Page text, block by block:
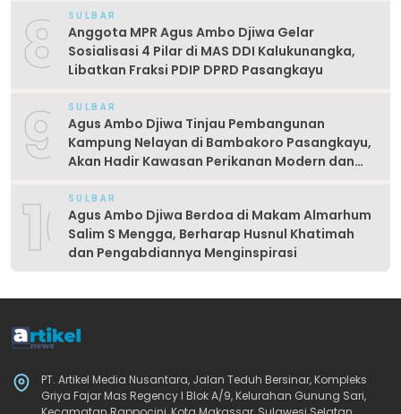
8 SULBAR
Anggota MPR Agus Ambo Djiwa Gelar
Sosialisasi 4 Pilar di MAS DDI Kalukunangka,
Libatkan Fraksi PDIP DPRD Pasangkayu
9 SULBAR
Agus Ambo Djiwa Tinjau Pembangunan
Kampung Nelayan di Bambakoro Pasangkayu,
Akan Hadir Kawasan Perikanan Modern dan
10SULBAR
Agus Ambo Djiwa Berdoa di Makam Almarhum
Salim S Mengga, Berharap Husnul Khatimah
dan Pengabdiannya Menginspirasi
PT. Artikel Media Nusantara, Jalan Teduh Bersinar, Kompleks
Griya Fajar Mas Regency I Blok A/9, Kelurahan Gunung Sari,